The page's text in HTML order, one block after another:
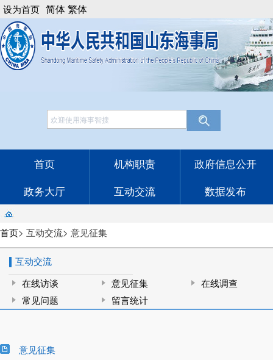
设为首页 简体繁体
网站工作年报 English 法律顾问 邮箱登录
首页 机构职责
政府信息公开
政务大厅
互动交流 数据发布
首页> 互动交流> 意见征集
互动交流
在线访谈 意见征集
在线调查
常见问题
留言统计
意见征集